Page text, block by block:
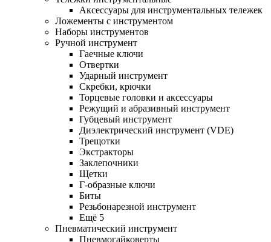
Аксессуары для инструментальных тележек
Ложементы с инструментом
Наборы инструментов
Ручной инструмент
Гаечные ключи
Отвертки
Ударный инструмент
Скребки, крючки
Торцевые головки и аксессуары
Режущий и абразивный инструмент
Губцевый инструмент
Диэлектрический инструмент (VDE)
Трещотки
Экстракторы
Заклепочники
Щетки
Г-образные ключи
Биты
Резьбонарезной инструмент
Ещё 5
Пневматический инструмент
Пневмогайковерты